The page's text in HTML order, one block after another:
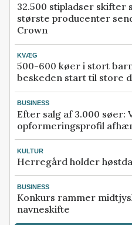
32.500 stipladser skifter
største producenter
Crown
KVÆG
500-600 køer i stort
beskeden start til store
BUSINESS
Efter salg af 3.000 søer:
opformeringsprofil
KULTUR
Herregård holder
BUSINESS
Konkurs rammer
navneskifte